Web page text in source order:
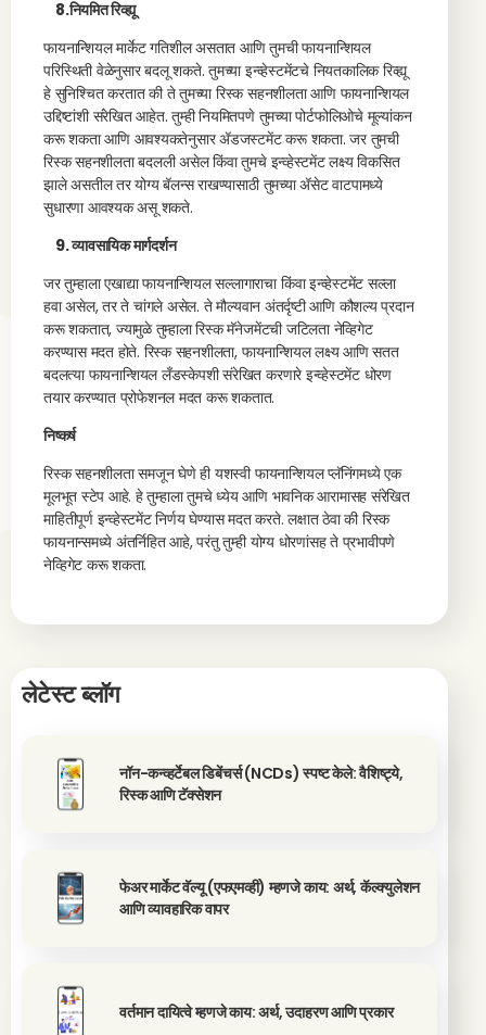
8.नियमित रिव्ह्यू
फायनान्शियल मार्केट गतिशील असतात आणि तुमची फायनान्शियल
परिस्थिती वेळेनुसार बदलू शकते. तुमच्या इन्व्हेस्टमेंटचे नियतकालिक रिव्ह्यू
हे सुनिश्चित करतात की ते तुमच्या रिस्क सहनशीलता आणि फायनान्शियल
उद्दिष्टांशी संरेखित आहेत. तुम्ही नियमितपणे तुमच्या पोर्टफोलिओचे मूल्यांकन
करू शकता आणि आवश्यकतेनुसार ॲडजस्टमेंट करू शकता. जर तुमची
रिस्क सहनशीलता बदलली असेल किंवा तुमचे इन्व्हेस्टमेंट लक्ष्य विकसित
झाले असतील तर योग्य बॅलन्स राखण्यासाठी तुमच्या ॲसेट वाटपामध्ये
सुधारणा आवश्यक असू शकते.
9. व्यावसायिक मार्गदर्शन
जर तुम्हाला एखाद्या फायनान्शियल सल्लागाराचा किंवा इन्व्हेस्टमेंट सल्ला
हवा असेल, तर ते चांगले असेल. ते मौल्यवान अंतर्दृष्टी आणि कौशल्य प्रदान
करू शकतात, ज्यामुळे तुम्हाला रिस्क मॅनेजमेंटची जटिलता नेव्हिगेट
करण्यास मदत होते. रिस्क सहनशीलता, फायनान्शियल लक्ष्य आणि सतत
बदलत्या फायनान्शियल लँडस्केपशी संरेखित करणारे इन्व्हेस्टमेंट धोरण
तयार करण्यात प्रोफेशनल मदत करू शकतात.
निष्कर्ष
रिस्क सहनशीलता समजून घेणे ही यशस्वी फायनान्शियल प्लॅनिंगमध्ये एक
मूलभूत स्टेप आहे. हे तुम्हाला तुमचे ध्येय आणि भावनिक आरामासह संरेखित
माहितीपूर्ण इन्व्हेस्टमेंट निर्णय घेण्यास मदत करते. लक्षात ठेवा की रिस्क
फायनान्समध्ये अंतर्निहित आहे, परंतु तुम्ही योग्य धोरणांसह ते प्रभावीपणे
नेव्हिगेट करू शकता.
लेटेस्ट ब्लॉग
नॉन-कन्व्हर्टेबल डिबेंचर्स (NCDs) स्पष्ट केले: वैशिष्ट्ये,
रिस्क आणि टॅक्सेशन
फेअर मार्केट वॅल्यू (एफएमव्ही) म्हणजे काय: अर्थ, कॅल्क्युलेशन
आणि व्यावहारिक वापर
वर्तमान दायित्वे म्हणजे काय: अर्थ, उदाहरण आणि प्रकार